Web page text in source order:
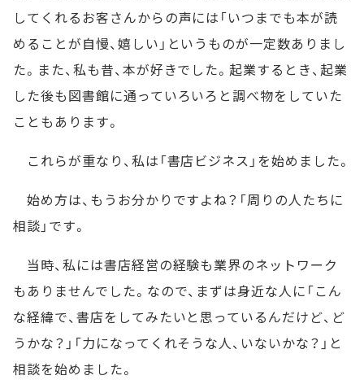
してくれるお客さんからの声には「いつまでも本が読
めることが自慢、嬉しい」というものが一定数ありまし
た。また、私も昔、本が好きでした。起業するとき、起業
した後も図書館に通っていろいろと調べ物をしていた
こともあります。
これらが重なり、私は「書店ビジネス」を始めました。
始め方は、もうお分かりですよね？「周りの人たちに
相談」です。
当時、私には書店経営の経験も業界のネットワーク
もありませんでした。なので、まずは身近な人に「こん
な経緯で、書店をしてみたいと思っているんだけど、ど
うかな？」「力になってくれそうな人、いないかな？」と
相談を始めました。